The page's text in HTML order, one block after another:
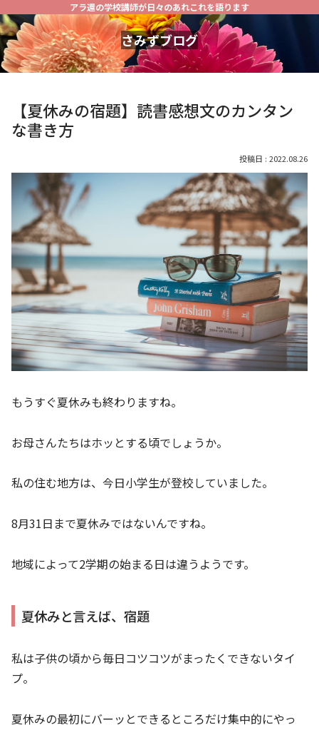
アラ還の学校講師が日々のあれこれを語ります
さみずブログ
【夏休みの宿題】読書感想文のカンタン
な書き方
2022.08.26
もうすぐ夏休みも終わりますね。
お母さんたちはホッとする頃でしょうか。
私の住む地方は、今日小学生が登校していました。
8月31日まで夏休みではないんですね。
地域によって2学期の始まる日は違うようです。
夏休みと言えば、宿題
私は子供の頃から毎日コツコツがまったくできないタイ
プ。
夏休みの最初にバーッとできるところだけ集中的にやっ